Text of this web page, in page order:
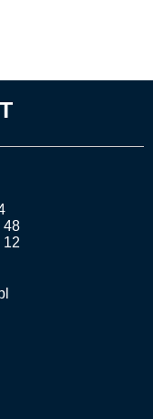
48
12